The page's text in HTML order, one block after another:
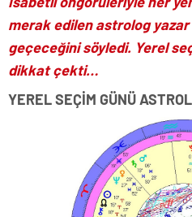
merak edilen astrolog yazar
geçeceğini söyledi. Yerel
dikkat çekti…
YEREL SEÇİM GÜNÜ